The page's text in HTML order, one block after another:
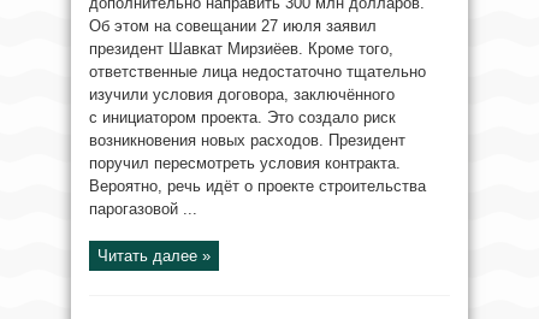
Об этом на совещании 27 июля заявил
президент Шавкат Мирзиёев. Кроме того,
ответственные лица недостаточно тщательно
изучили условия договора, заключённого
с инициатором проекта. Это создало риск
возникновения новых расходов. Президент
поручил пересмотреть условия контракта.
Вероятно, речь идёт о проекте строительства
парогазовой ...
Читать далее »